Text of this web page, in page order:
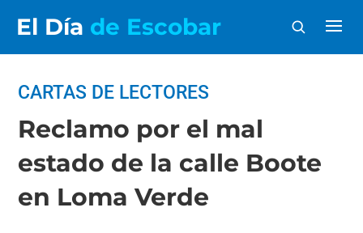
El Día de Escobar
CARTAS DE LECTORES
Reclamo por el mal
estado de la calle Boote
en Loma Verde